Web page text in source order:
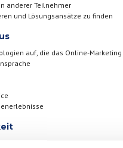
anderer Teilnehmer
und Lösungsansätze zu finden
auf, die das Online-
Stammtischen Wert auf: